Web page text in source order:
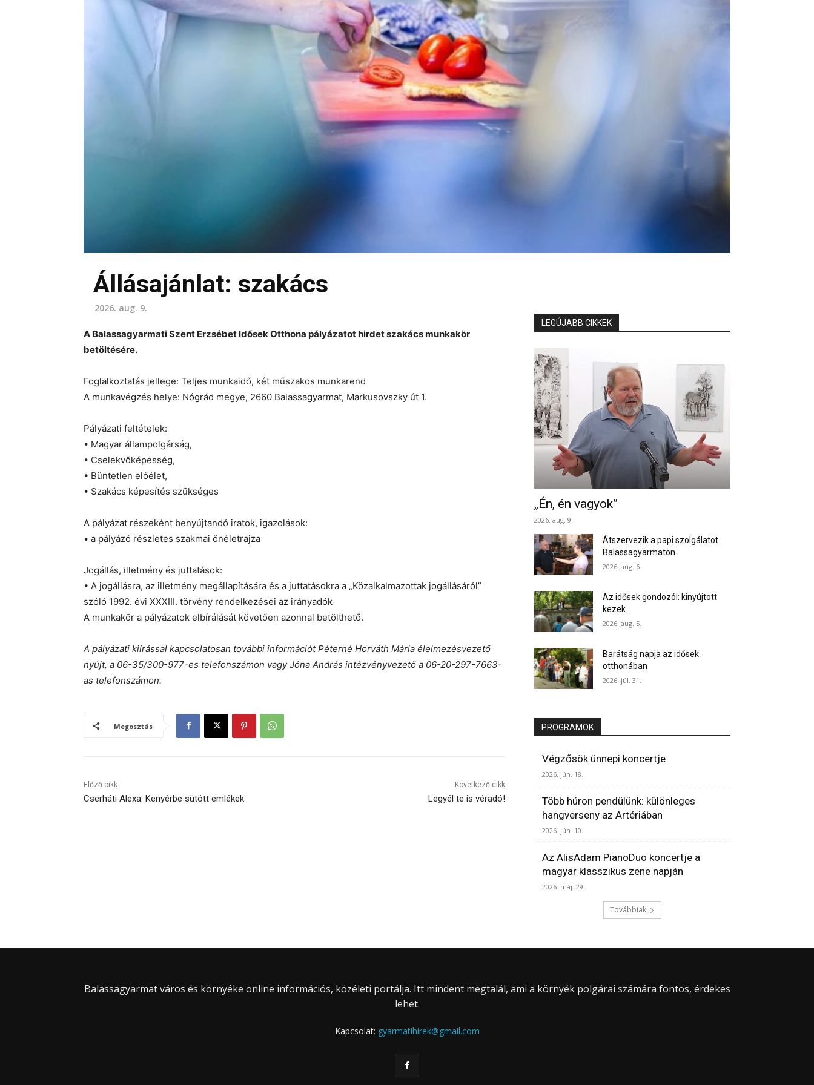
Állásajánlat: szakács
2026. aug. 9.
A Balassagyarmati Szent Erzsébet Idősek Otthona pályázatot hirdet szakács munkakör
betöltésére.
Foglalkoztatás jellege: Teljes munkaidő, két műszakos munkarend
A munkavégzés helye: Nógrád megye, 2660 Balassagyarmat, Markusovszky út 1.
Pályázati feltételek:
• Magyar állampolgárság,
• Cselekvőképesség,
• Büntetlen előélet,
• Szakács képesítés szükséges
A pályázat részeként benyújtandó iratok, igazolások:
• a pályázó részletes szakmai önéletrajza
Jogállás, illetmény és juttatások:
• A jogállásra, az illetmény megállapítására és a juttatásokra a „Közalkalmazottak jogállásáról”
szóló 1992. évi XXXIII. törvény rendelkezései az irányadók
A munkakör a pályázatok elbírálását követően azonnal betölthető.
A pályázati kiírással kapcsolatosan további információt Péterné Horváth Mária élelmezésvezető
nyújt, a 06-35/300-977-es telefonszámon vagy Jóna András intézvényvezető a 06-20-297-7663-
as telefonszámon.
Megosztás
Előző cikk
Cserháti Alexa: Kenyérbe sütött emlékek
Következő cikk
Legyél te is véradó!
LEGÚJABB CIKKEK
„Én, én vagyok”
2026. aug. 9.
Átszervezik a papi szolgálatot
Balassagyarmaton
2026. aug. 6.
Az idősek gondozói: kinyújtott
kezek
2026. aug. 5.
Barátság napja az idősek
otthonában
2026. júl. 31.
PROGRAMOK
Végzősök ünnepi koncertje
2026. jún. 18.
Több húron pendülünk: különleges
hangverseny az Artériában
2026. jún. 10.
Az AlisAdam PianoDuo koncertje a
magyar klasszikus zene napján
2026. máj. 29.
Továbbiak
Balassagyarmat város és környéke online információs, közéleti portálja. Itt mindent megtalál, ami a környék polgárai számára fontos, érdekes
lehet.
Kapcsolat: gyarmatihirek@gmail.com